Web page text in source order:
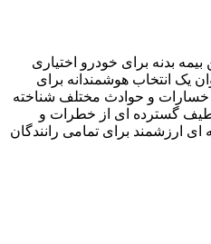
بدنه برای خودرو اختیاری
یک انتخاب هوشمندانه برای
خسارات و حوادث مختلف شناخته
طیف گسترده ای از خطرات و
ارزشمند برای تمامی رانندگان